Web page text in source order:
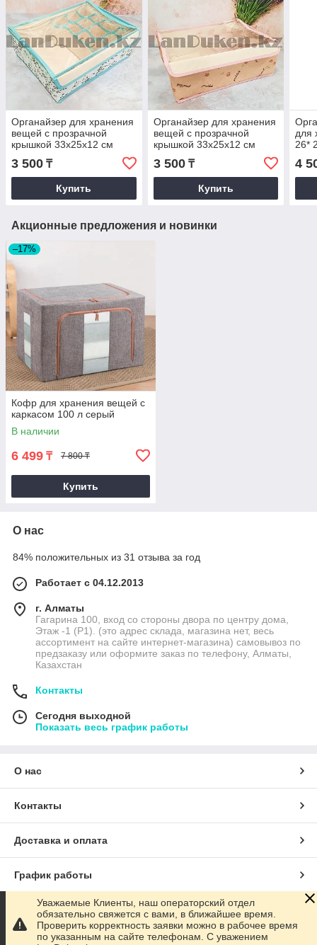
Органайзер для хранения
вещей с прозрачной
крышкой 33х25х12 см
3 500 ₸
Купить
Органайзер для хранения
вещей с прозрачной
крышкой 33х25х12 см
3 500₸
Купить
для
26*
4
Акционные предложения и новинки
–17%
Кофр для хранения вещей с
каркасом 100 л серый
В наличии
6 499 ₸ 7 800 ₸
Купить
О нас
84% положительных из 31 отзыва за год
Работает с 04.12.2013
г. Алматы
Гагарина 100, вход со стороны двора по центру дома,
Этаж -1 (P1). (это адрес склада, магазина нет, весь
ассортимент на сайте интернет-магазина) самовывоз по
предзаказу или оформите заказ по телефону, Алматы,
Казахстан
Контакты
Сегодня выходной
Показать весь график работы
О нас
Контакты
Доставка и оплата
График работы
Полная версия сайта
Уважаемые Клиенты, наш операторский отдел
обязательно свяжется с вами, в ближайшее время.
Проверить корректность заявки можно в рабочее время
по указанным на сайте телефонам. С уважением